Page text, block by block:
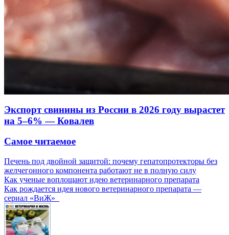
Экспорт свинины из России в 2026 году вырастет
на 5–6% — Ковалев
Самое читаемое
Печень под двойной защитой: почему гепатопротекторы без
желчегонного компонента работают не в полную силу
Как ученые воплощают идею ветеринарного препарата
Как рождается идея нового ветеринарного препарата —
сериал «ВиЖ»